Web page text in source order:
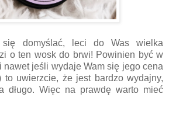
domyślać, leci do Was wielka
o ten wosk do brwi! Powinien być w
nawet jeśli wydaje Wam się jego cena
to uwierzcie, że jest bardzo wydajny,
długo. Więc na prawdę warto mieć